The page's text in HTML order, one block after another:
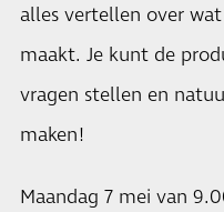
alles vertellen over
maakt. Je kunt de
vragen stellen en
maken!
Maandag 7 mei van